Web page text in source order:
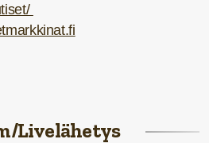
Livelähetys